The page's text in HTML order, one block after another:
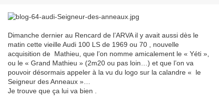
Dimanche dernier au Rencard de l’ARVA il y avait aussi dès le
matin cette vieille Audi 100 LS de 1969 ou 70 , nouvelle
acquisition de Mathieu, que l’on nomme amicalement le « Yéti »,
ou le « Grand Mathieu » (2m20 ou pas loin…) et que l’on va
pouvoir désormais appeler à la vu du logo sur la calandre « le
Seigneur des Anneaux »…
Je trouve que ça lui va bien .